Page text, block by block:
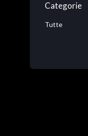
Categorie
Tutte